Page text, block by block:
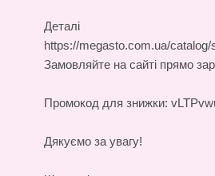
Деталі
https://megasto.com.ua/
Замовляйте на сайті прямо
Промокод для знижки:
Дякуємо за увагу!